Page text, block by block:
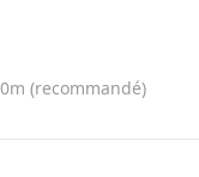
(recommandé)